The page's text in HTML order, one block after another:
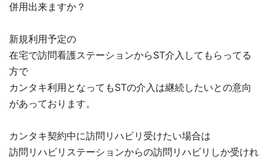
併用出来ますか？
新規利用予定の
在宅で訪問看護ステーションからST介入してもらってる
方で
カンタキ利用となってもSTの介入は継続したいとの意向
があっております。
カンタキ契約中に訪問リハビリ受けたい場合は
訪問リハビリステーションからの訪問リハビリしか受けれ